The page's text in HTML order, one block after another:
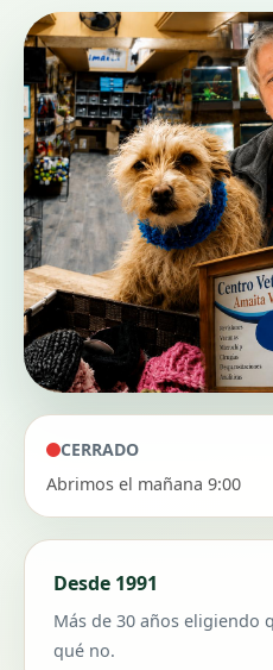
CERRADO
Abrimos el mañana 9:00
Desde 1991
Más de 30 años eligiendo
qué no.